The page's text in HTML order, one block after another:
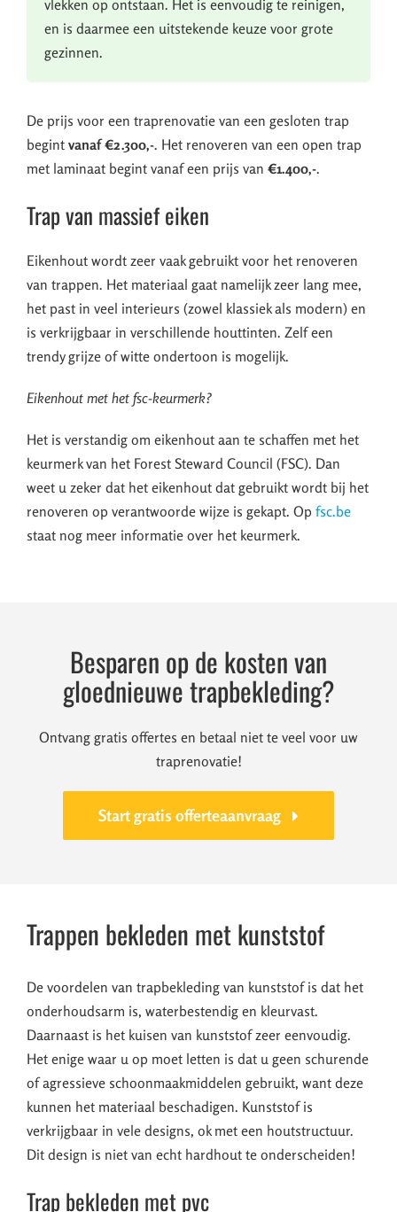
vlekken op ontstaan. Het is eenvoudig te reinigen,
en is daarmee een uitstekende keuze voor grote
gezinnen.
De prijs voor een traprenovatie van een gesloten trap
begint vanaf €2.300,-. Het renoveren van een open trap
met laminaat begint vanaf een prijs van €1.400,-.
Trap van massief eiken
Eikenhout wordt zeer vaak gebruikt voor het renoveren
van trappen. Het materiaal gaat namelijk zeer lang mee,
het past in veel interieurs (zowel klassiek als modern) en
is verkrijgbaar in verschillende houttinten. Zelf een
trendy grijze of witte ondertoon is mogelijk.
Eikenhout met het fsc-keurmerk?
Het is verstandig om eikenhout aan te schaffen met het
keurmerk van het Forest Steward Council (FSC). Dan
weet u zeker dat het eikenhout dat gebruikt wordt bij het
renoveren op verantwoorde wijze is gekapt. Op fsc.be
staat nog meer informatie over het keurmerk.
Besparen op de kosten van
gloednieuwe trapbekleding?
Ontvang gratis offertes en betaal niet te veel voor uw
traprenovatie!
Start gratis offerteaanvraag
Trappen bekleden met kunststof
De voordelen van trapbekleding van kunststof is dat het
onderhoudsarm is, waterbestendig en kleurvast.
Daarnaast is het kuisen van kunststof zeer eenvoudig.
Het enige waar u op moet letten is dat u geen schurende
of agressieve schoonmaakmiddelen gebruikt, want deze
kunnen het materiaal beschadigen. Kunststof is
verkrijgbaar in vele designs, ok met een houtstructuur.
Dit design is niet van echt hardhout te onderscheiden!
Trap bekleden met pvc